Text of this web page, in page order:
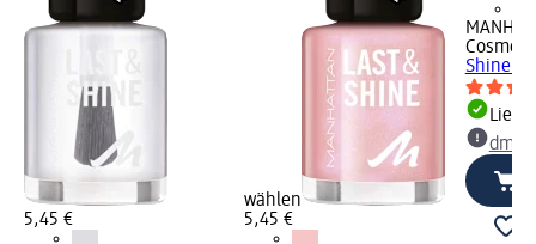
5,45 €
wählen
5,45 €
Shine
dm